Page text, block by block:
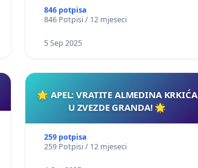
846 potpisa
846 Potpisi / 12 mjeseci
5 Sep 2025
🌟 APEL: VRATITE ALMEDINA KRKIĆA
U ZVEZDE GRANDA! 🌟
259 potpisa
259 Potpisi / 12 mjeseci